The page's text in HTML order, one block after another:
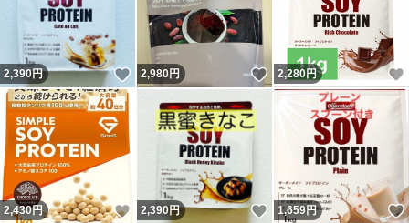
2,390円 いいね！
2,980円 いいね！
2,280円
2,430円 いいね！
2,390円 いいね！
1,659円